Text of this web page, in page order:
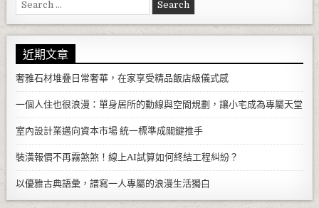
近期文章
奢雅石材堆疊日常奢華，在家享受精品飯店級儀式感
一個人住也很浪漫：單身居所的動線與空間規劃，讓小宅成為專屬天堂
室內設計業邁向資本市場 統一標準成關鍵推手
裝潢報價不再霧煞煞！線上AI試算如何終結工程糾紛？
以優雅古典語彙，譜寫一人專屬的浪漫生活獨白